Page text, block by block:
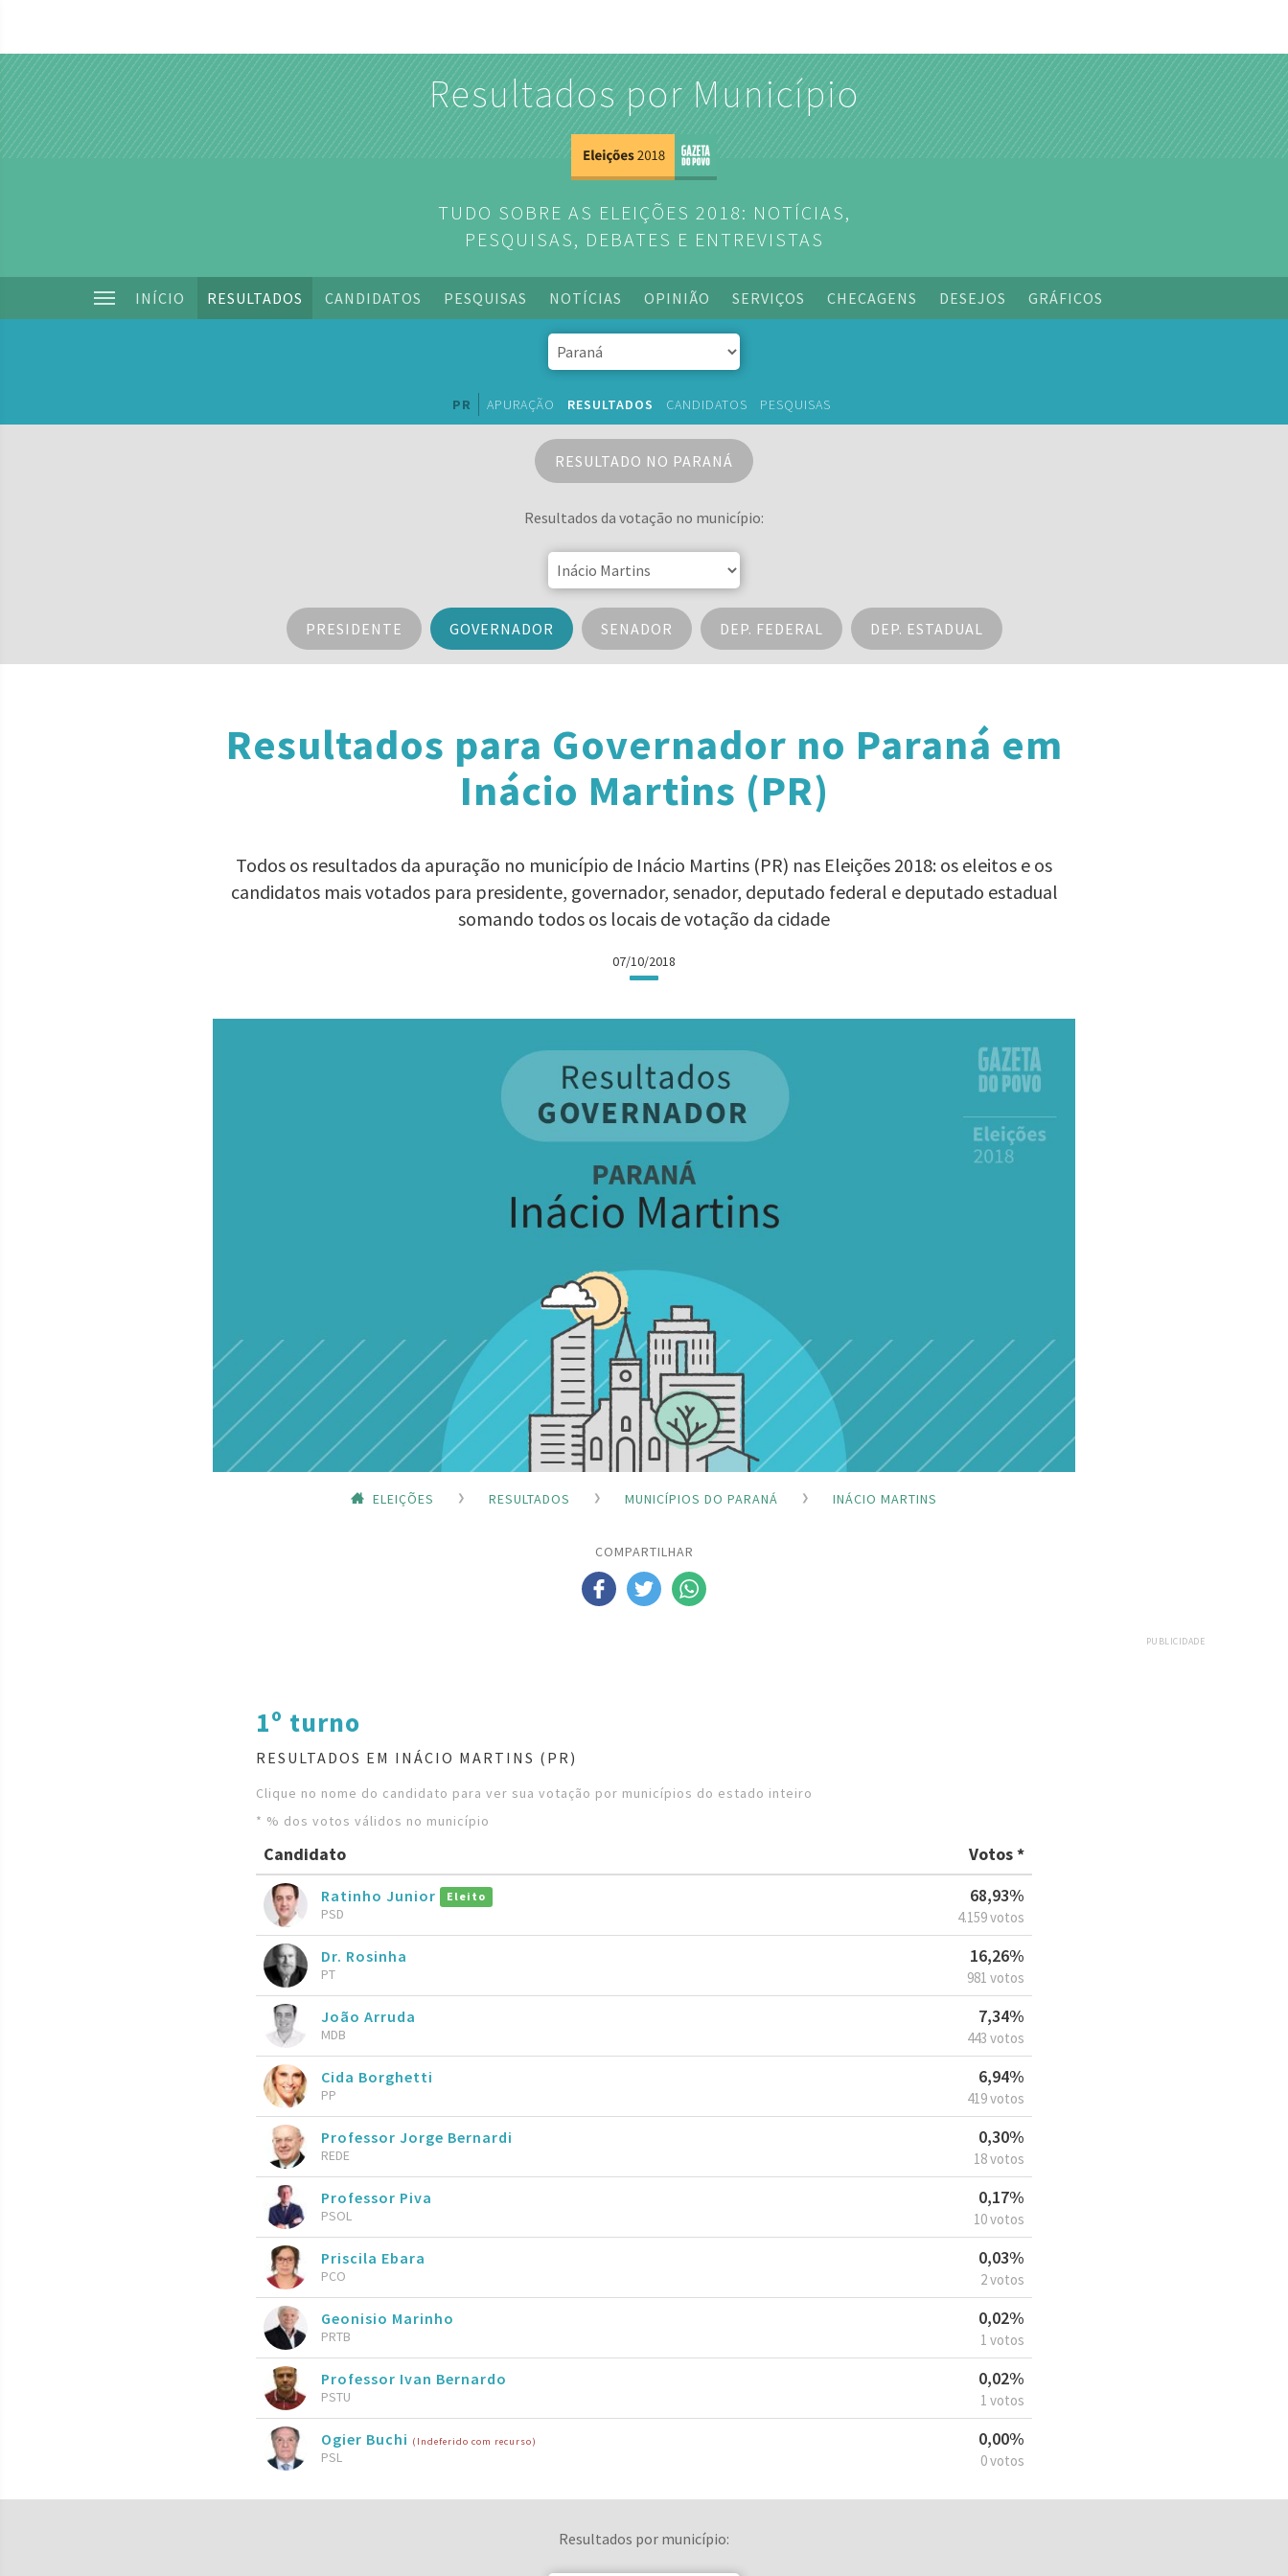
Resultados por Município
TUDO SOBRE AS ELEIÇÕES 2018: NOTÍCIAS,
PESQUISAS, DEBATES E ENTREVISTAS
INÍCIO RESULTADOS CANDIDATOS PESQUISAS NOTÍCIAS OPINIÃO SERVIÇOS CHECAGENS DESEJOS GRÁFICOS
PR APURAÇÃO RESULTADOS CANDIDATOS PESQUISAS
RESULTADO NO PARANÁ
Resultados da votação no município:
PRESIDENTE GOVERNADOR SENADOR DEP. FEDERAL DEP. ESTADUAL
Resultados para Governador no Paraná em
Inácio Martins (PR)
Todos os resultados da apuração no município de Inácio Martins (PR) nas Eleições 2018: os eleitos e os
candidatos mais votados para presidente, governador, senador, deputado federal e deputado estadual
somando todos os locais de votação da cidade
07/10/2018
ELEIÇÕES RESULTADOS MUNICÍPIOS DO PARANÁ INÁCIO MARTINS
COMPARTILHAR
PUBLICIDADE
1º turno
RESULTADOS EM INÁCIO MARTINS (PR)
Clique no nome do candidato para ver sua votação por municípios do estado inteiro
* % dos votos válidos no município
Candidato Votos *
Ratinho Junior Eleito
PSD
68,93%
4.159 votos
Dr. Rosinha
PT
16,26%
981 votos
João Arruda
MDB
7,34%
443 votos
Cida Borghetti
PP
6,94%
419 votos
Professor Jorge Bernardi
REDE
0,30%
18 votos
Professor Piva
PSOL
0,17%
10 votos
Priscila Ebara
PCO
0,03%
2 votos
Geonisio Marinho
PRTB
0,02%
1 votos
Professor Ivan Bernardo
PSTU
0,02%
1 votos
Ogier Buchi (Indeferido com recurso)
PSL
0,00%
0 votos
Resultados por município: